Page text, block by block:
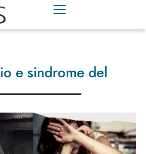
e sindrome del